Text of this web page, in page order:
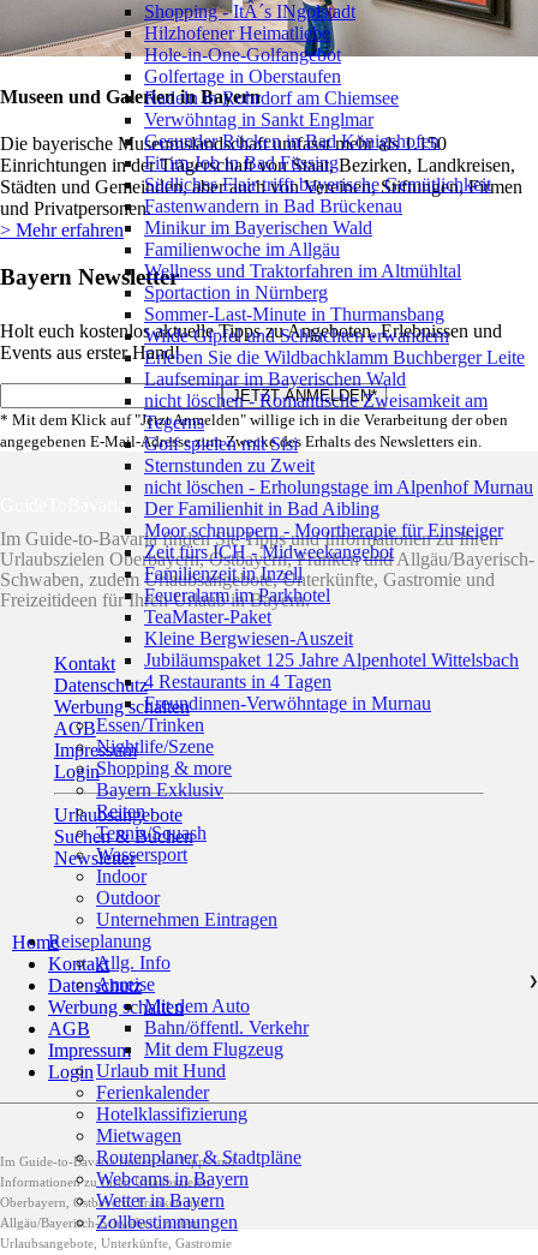
Museen und Galerien in Bayern
Die bayerische Museumslandschaft umfasst mehr als 1.150
Einrichtungen in der Trägerschaft von Staat, Bezirken, Landkreisen,
Städten und Gemeinden, aber auch von Vereinen, Stiftungen, Firmen
und Privatpersonen.
> Mehr erfahren
Bayern Newsletter
Holt euch kostenlos aktuelle Tipps zu Angeboten, Erlebnissen und
Events aus erster Hand!
* Mit dem Klick auf "Jetzt Anmelden" willige ich in die Verarbeitung der oben
angegebenen E-Mail-Adresse zum Zwecke des Erhalts des Newsletters ein.
GuideToBavaria
Im Guide-to-Bavaria finden Sie Tipps und Informationen zu Ihren
Urlaubszielen Oberbayern, Ostbayern, Franken und Allgäu/Bayerisch-
Schwaben, zudem Urlaubsangebote, Unterkünfte, Gastromie und
Freizeitideen für Ihren Urlaub in Bayern.
Kontakt
Datenschutz
Werbung schalten
AGB
Impressum
Login
Urlaubsangebote
Suchen & Buchen
Newsletter
Home
Kontakt
Datenschutz
Werbung schalten
AGB
Impressum
Login
Im Guide-to-Bavaria finden Sie Tipps und
Informationen zu Ihren Urlaubszielen
Oberbayern, Ostbayern, Franken und
Allgäu/Bayerisch-Schwaben, zudem
Urlaubsangebote, Unterkünfte, Gastromie
Shopping - ItÂ´s INgolstadt
Hilzhofener Heimatliebe
Hole-in-One-Golfangebot
Golfertage in Oberstaufen
Radeln in Rohrdorf am Chiemsee
Verwöhntag in Sankt Englmar
Gesunder Rücken in Bad Königshofen
Fit im Job in Bad Füssing
Südliches Flair trifft bayerische Gemütlichkeit
Fastenwandern in Bad Brückenau
Minikur im Bayerischen Wald
Familienwoche im Allgäu
Wellness und Traktorfahren im Altmühltal
Sportaction in Nürnberg
Sommer-Last-Minute in Thurmansbang
Wilde Gipfel und Schluchten erwandern
Erleben Sie die Wildbachklamm Buchberger Leite
Laufseminar im Bayerischen Wald
nicht löschen - Romantische Zweisamkeit am
Tegerns
Golf spielen mit Sisi
Sternstunden zu Zweit
nicht löschen - Erholungstage im Alpenhof Murnau
Der Familienhit in Bad Aibling
Moor schnuppern - Moortherapie für Einsteiger
Zeit fürs ICH - Midweekangebot
Familienzeit in Inzell
Feueralarm im Parkhotel
TeaMaster-Paket
Kleine Bergwiesen-Auszeit
Jubiläumspaket 125 Jahre Alpenhotel Wittelsbach
4 Restaurants in 4 Tagen
Freundinnen-Verwöhntage in Murnau
Essen/Trinken
Nightlife/Szene
Shopping & more
Bayern Exklusiv
Reiten
Tennis/Squash
Wassersport
Indoor
Outdoor
Unternehmen Eintragen
Reiseplanung
Allg. Info
Anreise
❯
Mit dem Auto
Bahn/öffentl. Verkehr
Mit dem Flugzeug
Urlaub mit Hund
Ferienkalender
Hotelklassifizierung
Mietwagen
Routenplaner & Stadtpläne
Webcams in Bayern
Wetter in Bayern
Zollbestimmungen